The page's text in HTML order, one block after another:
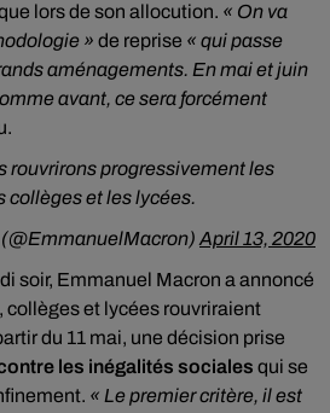
lors de son allocution. « On va
» de reprise « qui passe
aménagements. En mai et juin
avant, ce sera forcément
rouvrirons progressivement les
collèges et les lycées.
April 13, 2020
soir, Emmanuel Macron a annoncé
collèges et lycées rouvriraient
du 11 mai, une décision prise
les inégalités sociales qui se
« Le premier critère, il est